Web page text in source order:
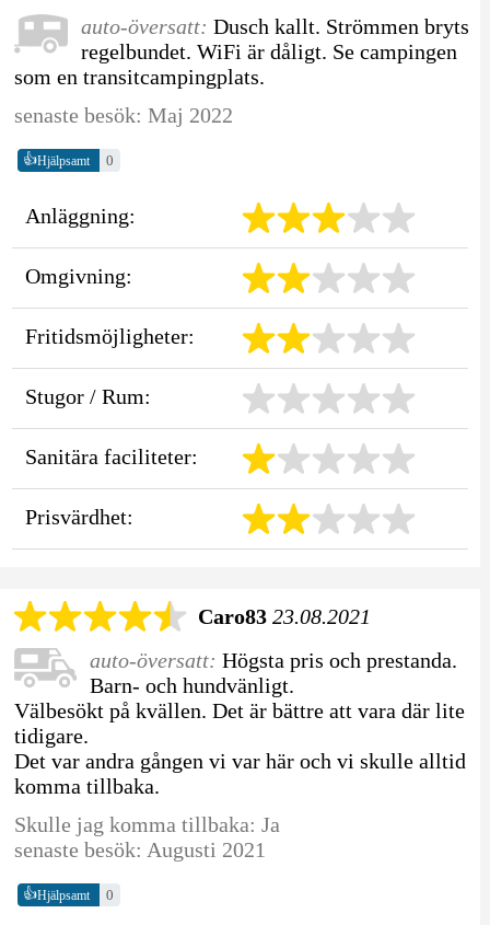
auto-översatt: Dusch kallt. Strömmen bryts
regelbundet. WiFi är dåligt. Se campingen
som en transitcampingplats.
senaste besök: Maj 2022
👍Hjälpsamt 0
Anläggning:
Omgivning:
Fritidsmöjligheter:
Stugor / Rum:
Sanitära faciliteter:
Prisvärdhet:
Caro83 23.08.2021
auto-översatt: Högsta pris och prestanda.
Barn- och hundvänligt.
Välbesökt på kvällen. Det är bättre att vara där lite
tidigare.
Det var andra gången vi var här och vi skulle alltid
komma tillbaka.
Skulle jag komma tillbaka: Ja
senaste besök: Augusti 2021
👍Hjälpsamt 0